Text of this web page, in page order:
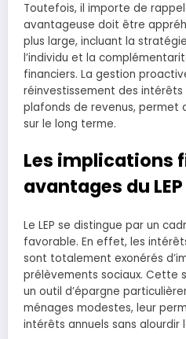
Toutefois, il importe de
avantageuse doit être
plus large, incluant la
l’individu et la
financiers. La gestion
réinvestissement des
plafonds de revenus, permet
sur le long terme.
Les implications
avantages du
Le LEP se distingue par un
favorable. En effet, les
sont totalement exonérés
prélèvements sociaux. Cette
un outil d’épargne
ménages modestes, leur
intérêts annuels sans alourdir